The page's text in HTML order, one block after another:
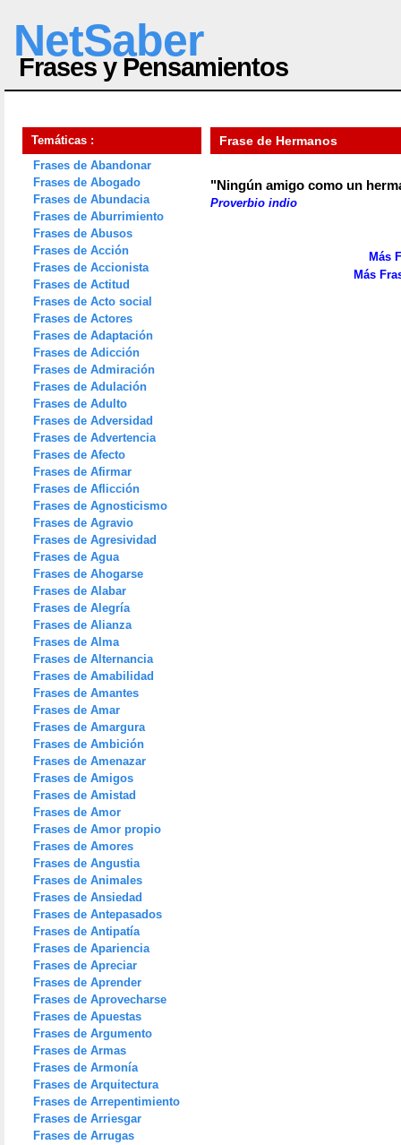
NetSaber
Frases y Pensamientos
Temáticas :
Frases de Abandonar
Frases de Abogado
Frases de Abundacia
Frases de Aburrimiento
Frases de Abusos
Frases de Acción
Frases de Accionista
Frases de Actitud
Frases de Acto social
Frases de Actores
Frases de Adaptación
Frases de Adicción
Frases de Admiración
Frases de Adulación
Frases de Adulto
Frases de Adversidad
Frases de Advertencia
Frases de Afecto
Frases de Afirmar
Frases de Aflicción
Frases de Agnosticismo
Frases de Agravio
Frases de Agresividad
Frases de Agua
Frases de Ahogarse
Frases de Alabar
Frases de Alegría
Frases de Alianza
Frases de Alma
Frases de Alternancia
Frases de Amabilidad
Frases de Amantes
Frases de Amar
Frases de Amargura
Frases de Ambición
Frases de Amenazar
Frases de Amigos
Frases de Amistad
Frases de Amor
Frases de Amor propio
Frases de Amores
Frases de Angustia
Frases de Animales
Frases de Ansiedad
Frases de Antepasados
Frases de Antipatía
Frases de Apariencia
Frases de Apreciar
Frases de Aprender
Frases de Aprovecharse
Frases de Apuestas
Frases de Argumento
Frases de Armas
Frases de Armonía
Frases de Arquitectura
Frases de Arrepentimiento
Frases de Arriesgar
Frases de Arrugas
Frase de Hermanos
"Ningún amigo como un
Proverbio indio
Más
Más